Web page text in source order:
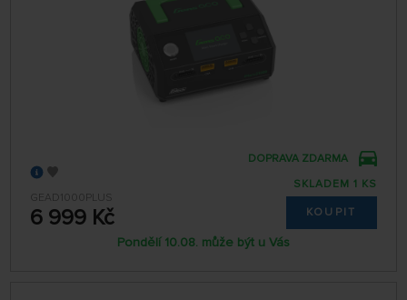
GEAD1000PLUS
6 999 Kč
DOPRAVA ZDARMA
SKLADEM 1 KS
KOUPIT
Pondělí 10.08. může být u Vás